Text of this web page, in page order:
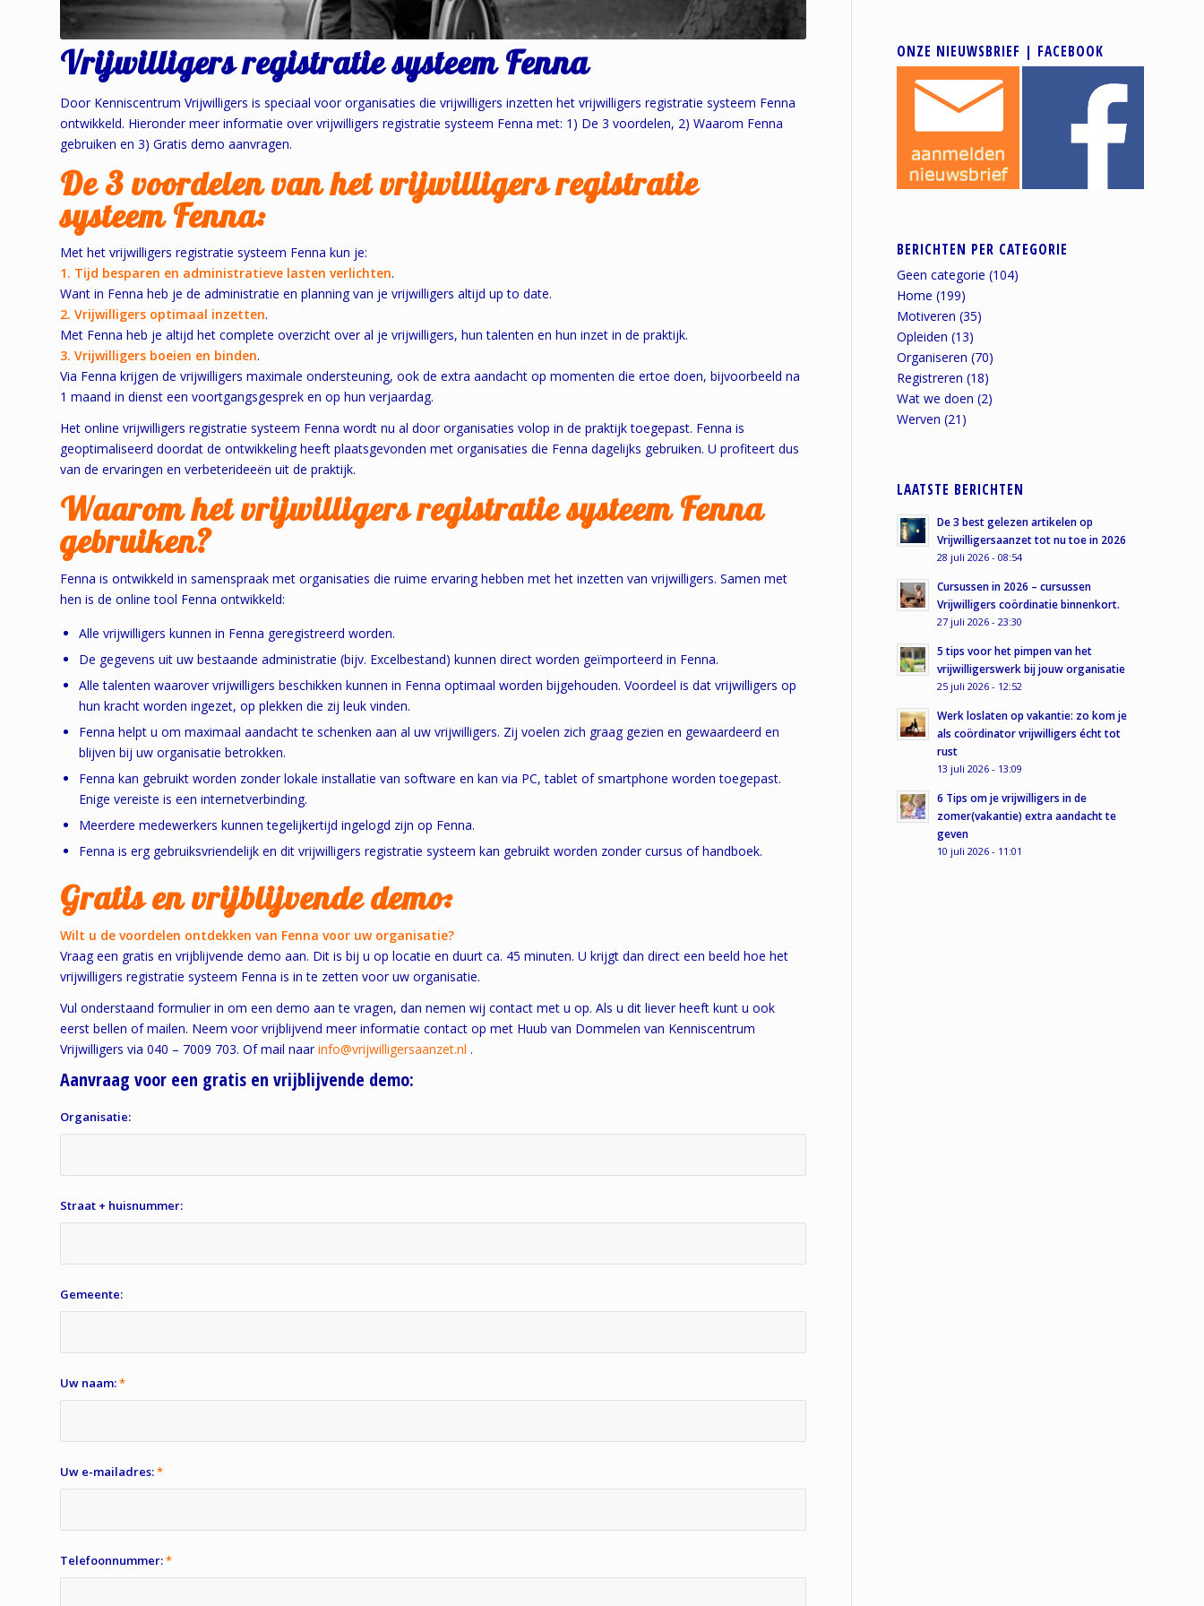
Vrijwilligers registratie systeem Fenna
Door Kenniscentrum Vrijwilligers is speciaal voor organisaties die vrijwilligers inzetten het vrijwilligers registratie systeem Fenna
ontwikkeld. Hieronder meer informatie over vrijwilligers registratie systeem Fenna met: 1) De 3 voordelen, 2) Waarom Fenna
gebruiken en 3) Gratis demo aanvragen.
De 3 voordelen van het vrijwilligers registratie
systeem Fenna:
Met het vrijwilligers registratie systeem Fenna kun je:
1. Tijd besparen en administratieve lasten verlichten.
Want in Fenna heb je de administratie en planning van je vrijwilligers altijd up to date.
2. Vrijwilligers optimaal inzetten.
Met Fenna heb je altijd het complete overzicht over al je vrijwilligers, hun talenten en hun inzet in de praktijk.
3. Vrijwilligers boeien en binden.
Via Fenna krijgen de vrijwilligers maximale ondersteuning, ook de extra aandacht op momenten die ertoe doen, bijvoorbeeld na
1 maand in dienst een voortgangsgesprek en op hun verjaardag.
Het online vrijwilligers registratie systeem Fenna wordt nu al door organisaties volop in de praktijk toegepast. Fenna is
geoptimaliseerd doordat de ontwikkeling heeft plaatsgevonden met organisaties die Fenna dagelijks gebruiken. U profiteert dus
van de ervaringen en verbeterideeën uit de praktijk.
Waarom het vrijwilligers registratie systeem Fenna
gebruiken?
Fenna is ontwikkeld in samenspraak met organisaties die ruime ervaring hebben met het inzetten van vrijwilligers. Samen met
hen is de online tool Fenna ontwikkeld:
Alle vrijwilligers kunnen in Fenna geregistreerd worden.
De gegevens uit uw bestaande administratie (bijv. Excelbestand) kunnen direct worden geïmporteerd in Fenna.
Alle talenten waarover vrijwilligers beschikken kunnen in Fenna optimaal worden bijgehouden. Voordeel is dat vrijwilligers op
hun kracht worden ingezet, op plekken die zij leuk vinden.
Fenna helpt u om maximaal aandacht te schenken aan al uw vrijwilligers. Zij voelen zich graag gezien en gewaardeerd en
blijven bij uw organisatie betrokken.
Fenna kan gebruikt worden zonder lokale installatie van software en kan via PC, tablet of smartphone worden toegepast.
Enige vereiste is een internetverbinding.
Meerdere medewerkers kunnen tegelijkertijd ingelogd zijn op Fenna.
Fenna is erg gebruiksvriendelijk en dit vrijwilligers registratie systeem kan gebruikt worden zonder cursus of handboek.
Gratis en vrijblijvende demo:
Wilt u de voordelen ontdekken van Fenna voor uw organisatie?
Vraag een gratis en vrijblijvende demo aan. Dit is bij u op locatie en duurt ca. 45 minuten. U krijgt dan direct een beeld hoe het
vrijwilligers registratie systeem Fenna is in te zetten voor uw organisatie.
Vul onderstaand formulier in om een demo aan te vragen, dan nemen wij contact met u op. Als u dit liever heeft kunt u ook
eerst bellen of mailen. Neem voor vrijblijvend meer informatie contact op met Huub van Dommelen van Kenniscentrum
Vrijwilligers via 040 – 7009 703. Of mail naarinfo@vrijwilligersaanzet.nl .
Aanvraag voor een gratis en vrijblijvende demo:
Organisatie:
Straat + huisnummer:
Gemeente:
Uw naam:*
Uw e-mailadres:*
Telefoonnummer:*
ONZE NIEUWSBRIEF | FACEBOOK
BERICHTEN PER CATEGORIE
Geen categorie (104)
Home (199)
Motiveren (35)
Opleiden (13)
Organiseren (70)
Registreren (18)
Wat we doen (2)
Werven (21)
LAATSTE BERICHTEN
De 3 best gelezen artikelen op
Vrijwilligersaanzet tot nu toe in 2026
28 juli 2026 - 08:54
Cursussen in 2026 – cursussen
Vrijwilligers coördinatie binnenkort.
27 juli 2026 - 23:30
5 tips voor het pimpen van het
vrijwilligerswerk bij jouw organisatie
25 juli 2026 - 12:52
Werk loslaten op vakantie: zo kom je
als coördinator vrijwilligers écht tot
rust
13 juli 2026 - 13:09
6 Tips om je vrijwilligers in de
zomer(vakantie) extra aandacht te
geven
10 juli 2026 - 11:01